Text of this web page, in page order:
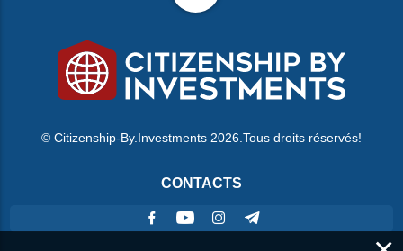
© Citizenship-By.Investments 2026.Tous droits réservés!
CONTACTS